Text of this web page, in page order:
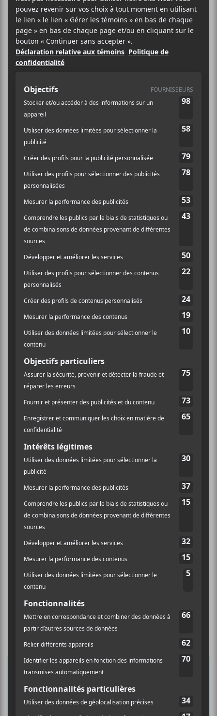
Date :
2022-02-25
Heure :
20:00 - 23:00
Prix :
Catégorie
d’Évènement:
Spectacle
Site :
https://www.ticketmast
er.ca/event/31005B6A
A06F279B?lang=fr-
ca&brand=lastral
Montréal en Lumière
Voir le site Organisateur
LIEU
Studio TD
305 Rue Ste-Catherine Ouest
Montréal,H2X 2A3
Voir Lieu site web
Le Phoque Off 2022 – Jour 4
Ne manquez pas les dernières
nouvelles!
Abonnez-vous à l’infolettre du Canal
Auditif pour tout savoir de l’actualité
musicale, découvrir vos nouveaux
albums préférés et revivre les
concerts de la veille.